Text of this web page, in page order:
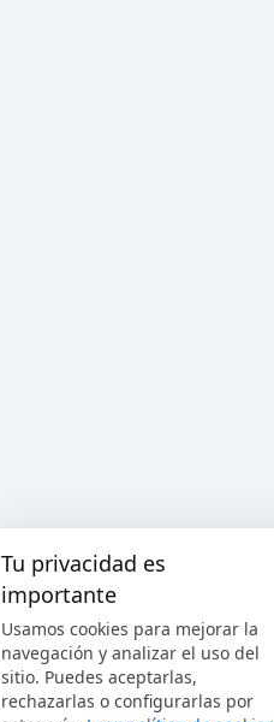
Tu privacidad es
importante
Usamos cookies para mejorar la
navegación y analizar el uso del
sitio. Puedes aceptarlas,
rechazarlas o configurarlas por